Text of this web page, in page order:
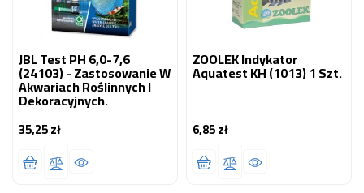
JBL Test PH 6,0-7,6
(24103) - Zastosowanie W
Akwariach Roślinnych I
Dekoracyjnych.
35,25 złCena
ZOOLEK Indykator
Aquatest KH (1013) 1 Szt.
6,85 złCena